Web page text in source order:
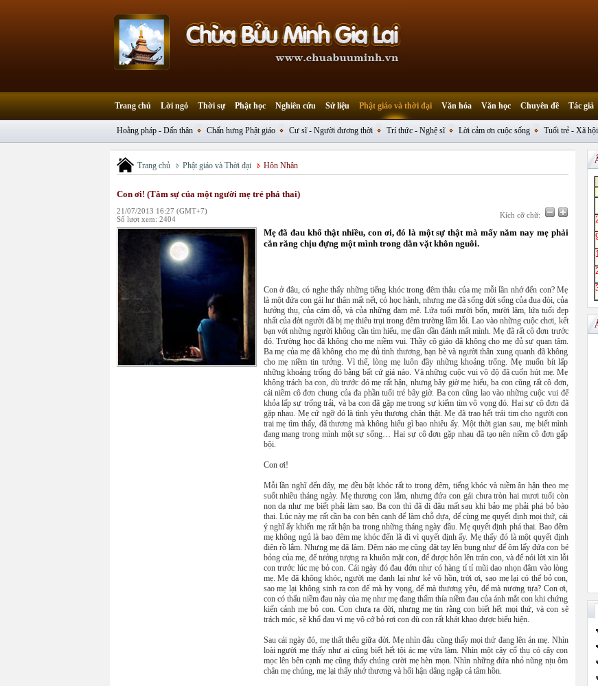
Trang chủ Lời ngỏ Thời sự Phật học Nghiên cứu Sử liệu Phật giáo và thời đại
Hoằng pháp - Dấn thân Chấn hưng Phật giáo Cư sĩ - Người đương thời Trí thức - Nghệ sĩ Lời cảm ơn cuộc sống Tuổi trẻ - Xã hội
Văn hóa Văn học Chuyên đề Tác giả
Trang chủ Phật giáo và Thời đại Hôn Nhân
Con ơi! (Tâm sự của một người mẹ trẻ phá thai)
21/07/2013 16:27 (GMT+7)
Số lượt xem: 2404
Kích cỡ chữ:
Mẹ đã đau khổ thật nhiều, con ơi, đó là một sự thật mà mấy năm nay mẹ phải
cắn răng chịu đựng một mình trong dằn vặt khôn nguôi.
Con ở đâu, có nghe thấy những tiếng khóc trong đêm thâu của mẹ mỗi lần nhớ đến con? Mẹ
là một đứa con gái hư thân mất nết, có học hành, nhưng mẹ đã sống đời sống của đua đòi, của
hưởng thụ, của cám dỗ, và của những đam mê. Lứa tuổi mười bốn, mười lăm, lứa tuổi đẹp
nhất của đời người đã bị mẹ thiêu trụi trong đêm trường lầm lỗi. Lao vào những cuộc chơi, kết
bạn với những người không cần tìm hiểu, mẹ dần dần đánh mất mình. Mẹ đã rất cô đơn trước
đó. Trường học đã không cho mẹ niềm vui. Thầy cô giáo đã không cho mẹ đủ sự quan tâm.
Ba mẹ của mẹ đã không cho mẹ đủ tình thương, bạn bè và người thân xung quanh đã không
cho mẹ niềm tin tưởng. Vì thế, lòng mẹ luôn đầy những khoảng trống. Mẹ muốn bít lấp
những khoảng trống đó bằng bất cứ giá nào. Và những cuộc vui vô độ đã cuốn hút mẹ. Mẹ
không trách ba con, dù trước đó mẹ rất hận, nhưng bây giờ mẹ hiểu, ba con cũng rất cô đơn,
cái niềm cô đơn chung của đa phần tuổi trẻ bây giờ. Ba con cũng lao vào những cuộc vui để
khỏa lấp sự trống trải, và ba con đã gặp mẹ trong sự kiếm tìm vô vọng đó. Hai sự cô đơn đã
gặp nhau. Mẹ cứ ngỡ đó là tình yêu thương chân thật. Mẹ đã trao hết trái tim cho người con
trai mẹ tìm thấy, đã thương mà không hiểu gì bao nhiêu ấy. Một thời gian sau, mẹ biết mình
đang mang trong mình một sự sống… Hai sự cô đơn gặp nhau đã tạo nên niềm cô đơn gấp
bội.
Con ơi!
Mỗi lần nghĩ đến đây, mẹ đều bật khóc rất to trong đêm, tiếng khóc và niềm ân hận theo mẹ
suốt nhiều tháng ngày. Mẹ thương con lắm, nhưng đứa con gái chưa tròn hai mươi tuổi còn
non dạ như mẹ biết phải làm sao. Ba con thì đã đi đâu mất sau khi bảo mẹ phải phá bỏ bào
thai. Lúc này mẹ rất cần ba con bên cạnh để làm chỗ dựa, để cùng mẹ quyết định mọi thứ, cái
ý nghĩ ấy khiến mẹ rất hận ba trong những tháng ngày đầu. Mẹ quyết định phá thai. Bao đêm
mẹ không ngủ là bao đêm mẹ khóc đến lã đi vì quyết định ấy. Mẹ thấy đó là một quyết định
điên rồ lắm. Nhưng mẹ đã làm. Đêm nào mẹ cũng đặt tay lên bụng như để ôm lấy đứa con bé
bỏng của mẹ, để tưởng tượng ra khuôn mặt con, để được hôn lên trán con, và để nói lời xin lỗi
con trước lúc mẹ bỏ con. Cái ngày đó đau đớn như có hàng tỉ tỉ mũi dao nhọn đâm vào lòng
mẹ. Mẹ đã không khóc, người mẹ đanh lại như kẻ vô hồn, trời ơi, sao mẹ lại có thể bỏ con,
sao mẹ lại không sinh ra con để mà hy vọng, để mà thương yêu, để mà nương tựa? Con ơi,
con có thấu niềm đau này của mẹ như mẹ đang thấm thía niềm đau của ánh mắt con khi chứng
kiến cảnh mẹ bỏ con. Con chưa ra đời, nhưng mẹ tin rằng con biết hết mọi thứ, và con sẽ
trách móc, sẽ khổ đau vì mẹ vô cớ bỏ rơi con dù con rất khát khao được biểu hiện.
Sau cái ngày đó, mẹ thất thểu giữa đời. Mẹ nhìn đâu cũng thấy mọi thứ đang lên án mẹ. Nhìn
loài người mẹ thấy như ai cũng biết hết tội ác mẹ vừa làm. Nhìn một cây cổ thụ có cây con
mọc lên bên cạnh mẹ cũng thấy chúng cười mẹ hèn mọn. Nhìn những đứa nhỏ nũng nịu ôm
chân mẹ chúng, mẹ lại thấy nhớ thương và hối hận dâng ngập cả tâm hồn.